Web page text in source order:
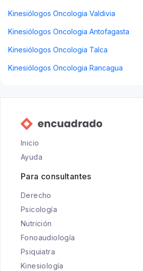
Kinesiólogos Oncologia Valdivia
Kinesiólogos Oncologia Antofagasta
Kinesiólogos Oncologia Talca
Kinesiólogos Oncologia Rancagua
Inicio
Ayuda
Para consultantes
Derecho
Psicología
Nutrición
Fonoaudiología
Psiquiatra
Kinesiología